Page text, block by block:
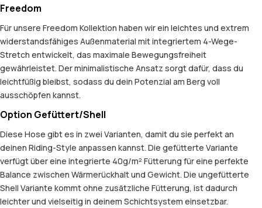
Freedom
Für unsere Freedom Kollektion haben wir ein leichtes und extrem
widerstandsfähiges Außenmaterial mit integriertem 4-Wege-
Stretch entwickelt, das maximale Bewegungsfreiheit
gewährleistet. Der minimalistische Ansatz sorgt dafür, dass du
leichtfüßig bleibst, sodass du dein Potenzial am Berg voll
ausschöpfen kannst.
Option Gefüttert/Shell
Diese Hose gibt es in zwei Varianten, damit du sie perfekt an
deinen Riding-Style anpassen kannst. Die gefütterte Variante
verfügt über eine integrierte 40g/m² Fütterung für eine perfekte
Balance zwischen Wärmerückhalt und Gewicht. Die ungefütterte
Shell Variante kommt ohne zusätzliche Fütterung, ist dadurch
leichter und vielseitig in deinem Schichtsystem einsetzbar.